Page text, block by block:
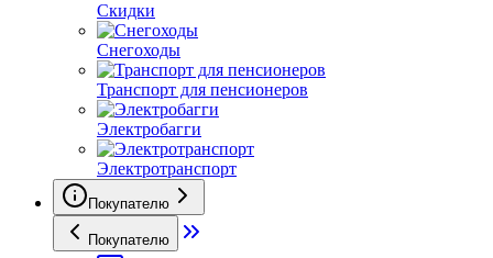
Скидки
Снегоходы
Транспорт для пенсионеров
Электробагги
Электротранспорт
Покупателю
Покупателю